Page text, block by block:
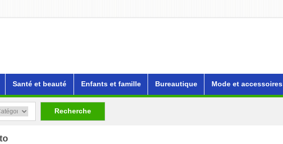
Santé et beauté Enfants et famille Bureautique Mode et accessoires
Recherche